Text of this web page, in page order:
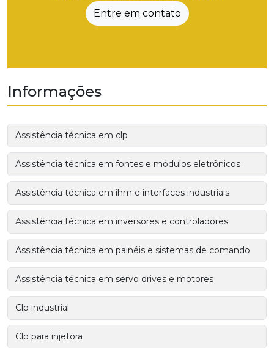
Entre em contato
Informações
Assistência técnica em clp
Assistência técnica em fontes e módulos eletrônicos
Assistência técnica em ihm e interfaces industriais
Assistência técnica em inversores e controladores
Assistência técnica em painéis e sistemas de comando
Assistência técnica em servo drives e motores
Clp industrial
Clp para injetora